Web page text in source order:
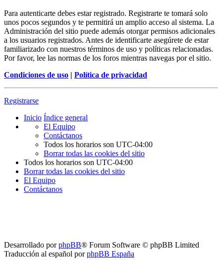
Para autenticarte debes estar registrado. Registrarte te tomará solo
unos pocos segundos y te permitirá un amplio acceso al sistema. La
Administración del sitio puede además otorgar permisos adicionales
a los usuarios registrados. Antes de identificarte asegúrete de estar
familiarizado con nuestros términos de uso y políticas relacionadas.
Por favor, lee las normas de los foros mientras navegas por el sitio.
Condiciones de uso | Política de privacidad
Registrarse
Inicio Índice general
El Equipo
Contáctanos
Todos los horarios son UTC-04:00
Borrar todas las cookies del sitio
Todos los horarios son UTC-04:00
Borrar todas las cookies del sitio
El Equipo
Contáctanos
Desarrollado porphpBB® Forum Software © phpBB Limited
Traducción al español porphpBB España